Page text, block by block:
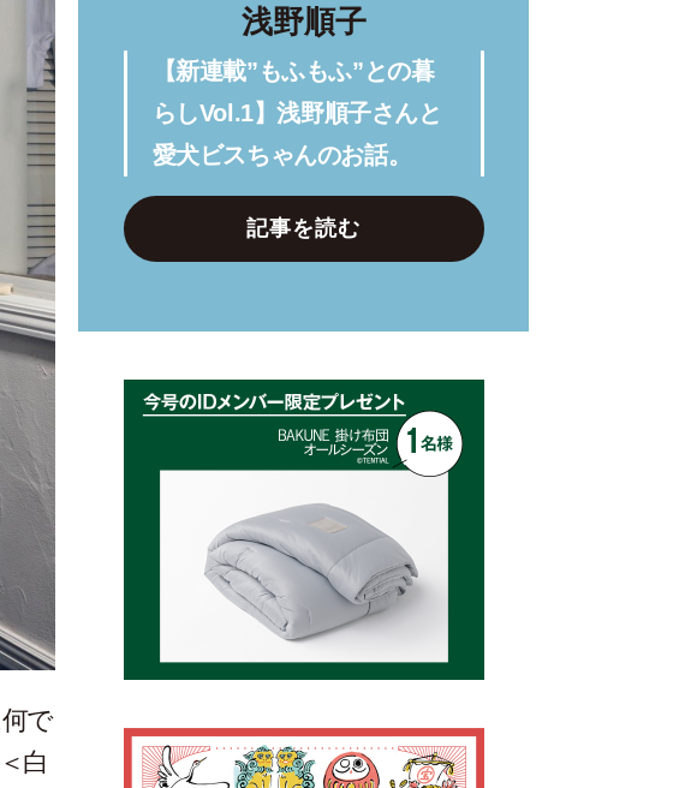
で
白
浅野順子
【新連載”もふもふ”との暮
らしVol.1】浅野順子さんと
愛犬ビスちゃんのお話。
記事を読む